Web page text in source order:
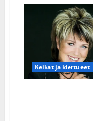
Kuuntele
sinkku
–
Tapani
Kansalta
uusi
levy
ja
kiertue
Keikat ja kiertueet